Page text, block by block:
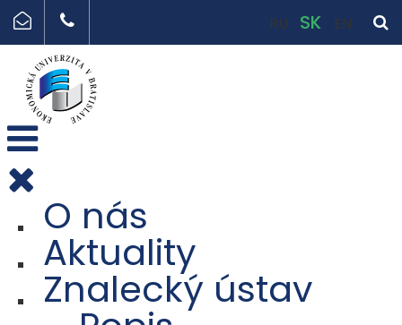
RU SK EN
O nás
Aktuality
Znalecký ústav